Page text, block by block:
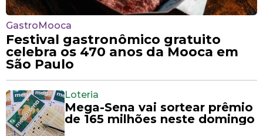
GastroMooca
Festival gastronômico gratuito
celebra os 470 anos da Mooca em
São Paulo
Loteria
Mega-Sena vai sortear prêmio
de 165 milhões neste domingo